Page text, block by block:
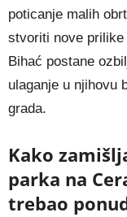
poticanje malih
stvoriti nove
Bihać postane
ulaganje u njihovu
grada.
Kako
parka na
trebao